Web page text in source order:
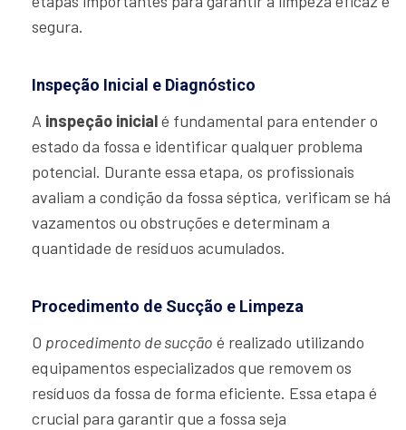
segura.
Inspeção Inicial e Diagnóstico
A inspeção inicialé fundamental para entender o
estado da fossa e identificar qualquer problema
potencial. Durante essa etapa, os profissionais
avaliam a condição da fossa séptica, verificam se há
vazamentos ou obstruções e determinam a
quantidade de resíduos acumulados.
Procedimento de Sucção e Limpeza
O procedimento de sucção é realizado utilizando
equipamentos especializados que removem os
resíduos da fossa de forma eficiente. Essa etapa é
crucial para garantir que a fossa seja